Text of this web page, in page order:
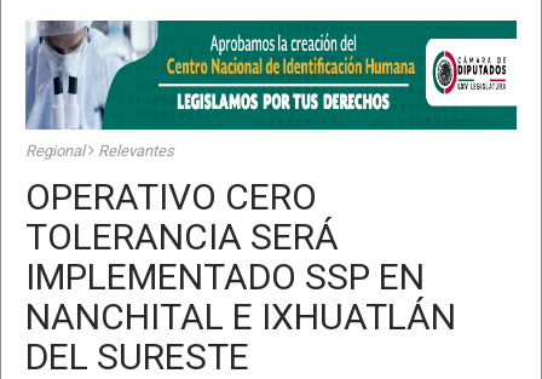
Regional Relevantes
OPERATIVO CERO
TOLERANCIA SERÁ
IMPLEMENTADO SSP EN
NANCHITAL E IXHUATLÁN
DEL SURESTE